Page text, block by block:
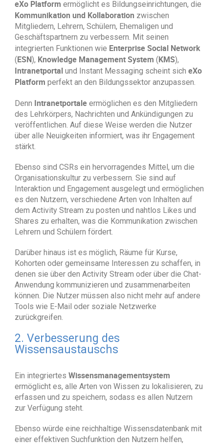
eXo Platform ermöglicht es Bildungseinrichtungen, die
Kommunikation und Kollaboration zwischen
Mitgliedern, Lehrern, Schülern, Ehemaligen und
Geschäftspartnern zu verbessern. Mit seinen
integrierten Funktionen wie Enterprise Social Network
(ESN), Knowledge Management System (KMS),
Intranetportal und Instant Messaging scheint sich eXo
Platform perfekt an den Bildungssektor anzupassen.
Denn Intranetportale ermöglichen es den Mitgliedern
des Lehrkörpers, Nachrichten und Ankündigungen zu
veröffentlichen. Auf diese Weise werden die Nutzer
über alle Neuigkeiten informiert, was ihr Engagement
stärkt.
Ebenso sind CSRs ein hervorragendes Mittel, um die
Organisationskultur zu verbessern. Sie sind auf
Interaktion und Engagement ausgelegt und ermöglichen
es den Nutzern, verschiedene Arten von Inhalten auf
dem Activity Stream zu posten und nahtlos Likes und
Shares zu erhalten, was die Kommunikation zwischen
Lehrern und Schülern fördert.
Darüber hinaus ist es möglich, Räume für Kurse,
Kohorten oder gemeinsame Interessen zu schaffen, in
denen sie über den Activity Stream oder über die Chat-
Anwendung kommunizieren und zusammenarbeiten
können. Die Nutzer müssen also nicht mehr auf andere
Tools wie E-Mail oder soziale Netzwerke
zurückgreifen.
2. Verbesserung des
Wissensaustauschs
Ein integriertes Wissensmanagementsystem
ermöglicht es, alle Arten von Wissen zu lokalisieren, zu
erfassen und zu speichern, sodass es allen Nutzern
zur Verfügung steht.
Ebenso würde eine reichhaltige Wissensdatenbank mit
einer effektiven Suchfunktion den Nutzern helfen,